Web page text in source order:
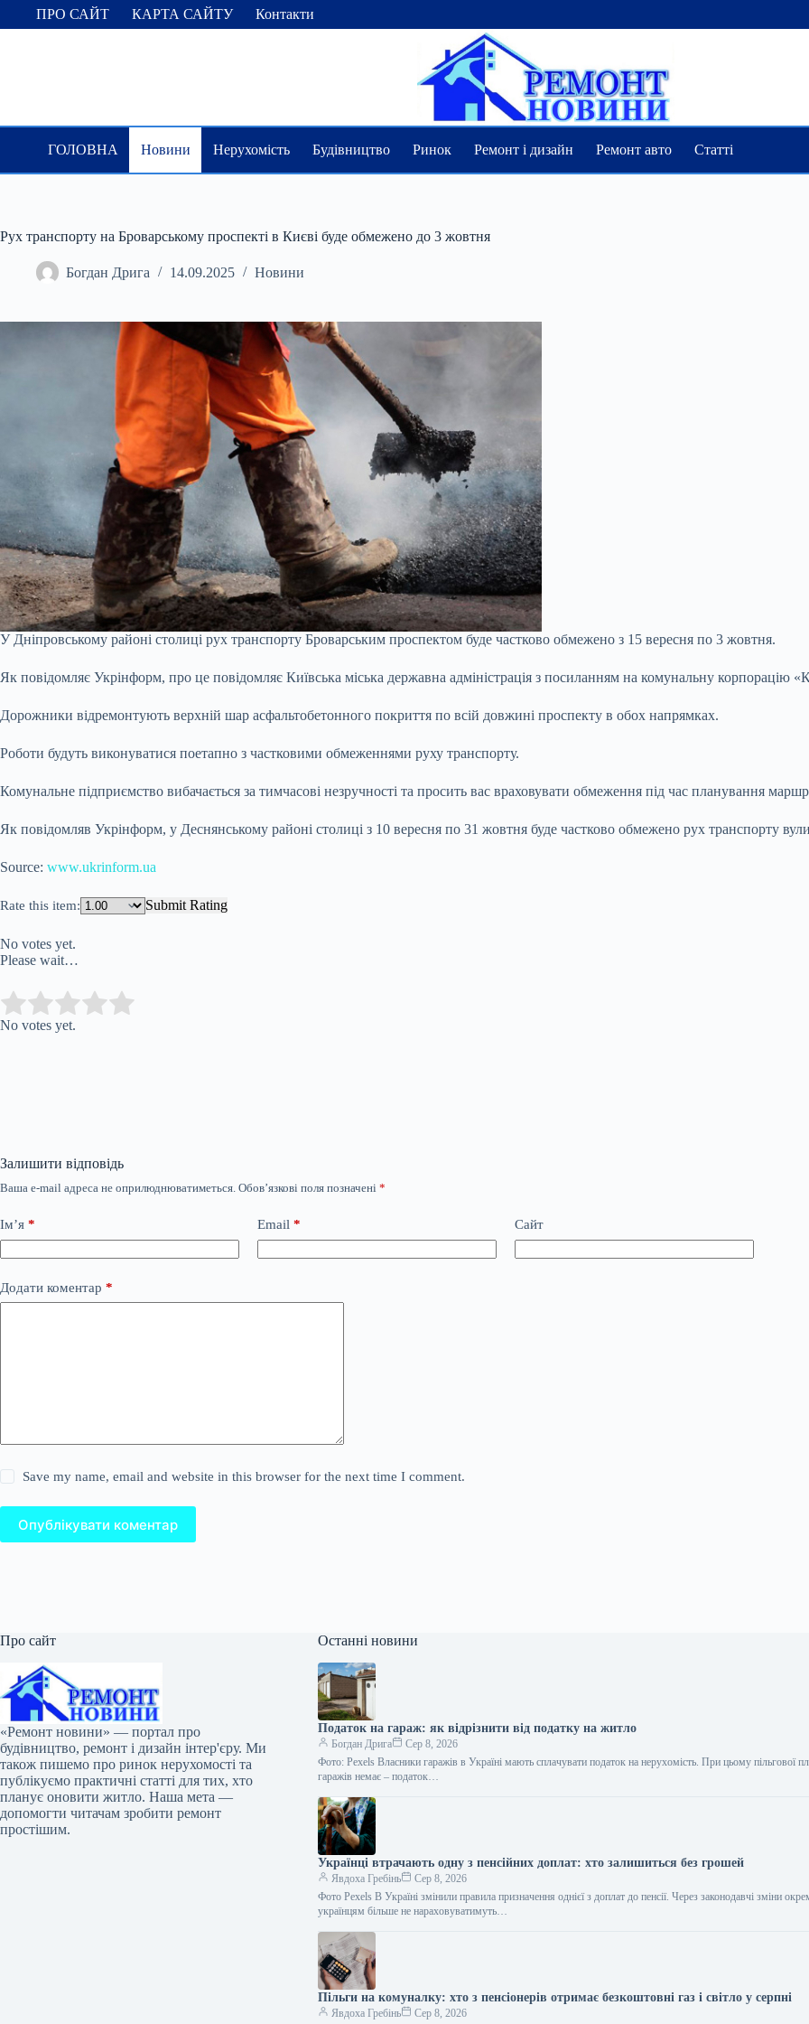
ПерейтиПРО САЙТ КАРТА САЙТУ Контакти
ГОЛОВНА Новини Нерухомість Будівництво Ринок Ремонт і дизайн Ремонт авто Статті
Рух транспорту на Броварському проспекті в Києві буде обмежено до 3 жовтня
Богдан Дрига 14.09.2025 Новини
У Дніпровському районі столиці рух транспорту Броварським проспектом буде частково обмежено з 15 вересня по 3 жовтня.
Як повідомляє Укрінформ, про це повідомляє Київська міська державна адміністрація з посиланням на комунальну корпорацію
Дорожники відремонтують верхній шар асфальтобетонного покриття по всій довжині проспекту в обох напрямках.
Роботи будуть виконуватися поетапно з частковими обмеженнями руху транспорту.
Комунальне підприємство вибачається за тимчасові незручності та просить вас враховувати обмеження під час планування
Як повідомляв Укрінформ, у Деснянському районі столиці з 10 вересня по 31 жовтня буде частково обмежено рух транспорту
Source: www.ukrinform.ua
Rate this item: Submit Rating
No votes yet.
Please wait…
Rate this item:
No votes yet.
Залишити відповідь
Ваша e-mail адреса не оприлюднюватиметься. Обов’язкові поля позначені *
Ім’я * Email * Сайт
Додати коментар *
Save my name, email and website in this browser for the next time I comment.
Опублікувати коментар
Про сайт
«Ремонт новини» — портал про
будівництво, ремонт і дизайн інтер'єру. Ми
також пишемо про ринок нерухомості та
публікуємо практичні статті для тих, хто
планує оновити житло. Наша мета —
допомогти читачам зробити ремонт
простішим.
Останні новини
Податок на гараж: як відрізнити від податку на житло
Богдан Дрига
Сер 8, 2026
Фото: Pexels Власники гаражів в Україні мають сплачувати податок на нерухомість. При цьому пільгової
гаражів немає – податок…
Українці втрачають одну з пенсійних доплат: хто залишиться без грошей
Явдоха Гребінь
Сер 8, 2026
Фото Pexels В Україні змінили правила призначення однієї з доплат до пенсії. Через законодавчі зміни
українцям більше не нараховуватимуть…
Пільги на комуналку: хто з пенсіонерів отримає безкоштовні газ і світло у серпні
Явдоха Гребінь Сер 8, 2026